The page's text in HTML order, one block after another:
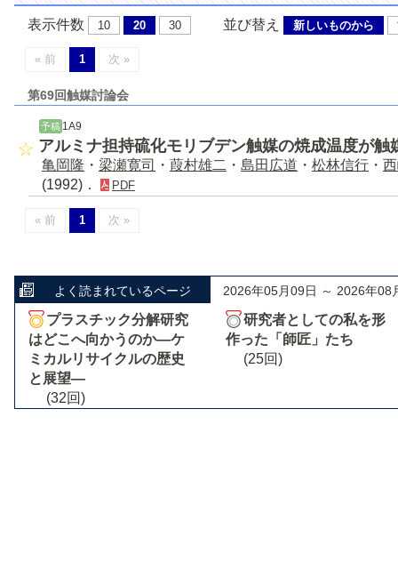
表示件数 10 20 30 並び替え 新しいものから
« 前 1 次 »
第69回触媒討論会
予稿 1A9
アルミナ担持硫化モリブデン触媒の焼成温度が
亀岡隆 ・ 梁瀬寛司 ・ 葭村雄二 ・ 島田広道 ・ 松林信行 ・
(1992)．
PDF
« 前 1 次 »
よく読まれているページ 2026年05月09日 ～ 2026年08
プラスチック分解研究
はどこへ向かうのか―ケ
ミカルリサイクルの歴史
と展望―
(32回)
研究者としての私を形
作った「師匠」たち
(25回)